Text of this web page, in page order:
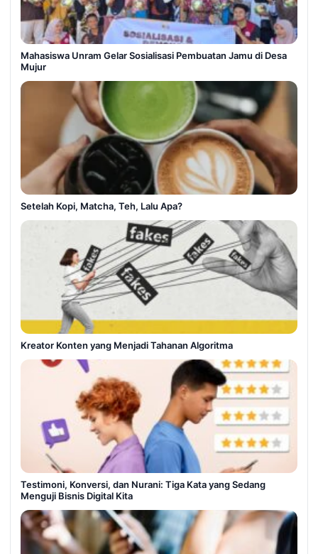
Mahasiswa Unram Gelar Sosialisasi Pembuatan Jamu di Desa
Mujur
Setelah Kopi, Matcha, Teh, Lalu Apa?
Kreator Konten yang Menjadi Tahanan Algoritma
Testimoni, Konversi, dan Nurani: Tiga Kata yang Sedang
Menguji Bisnis Digital Kita